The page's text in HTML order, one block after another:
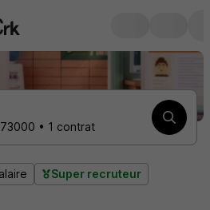
• 1 contrat
Super recruteur